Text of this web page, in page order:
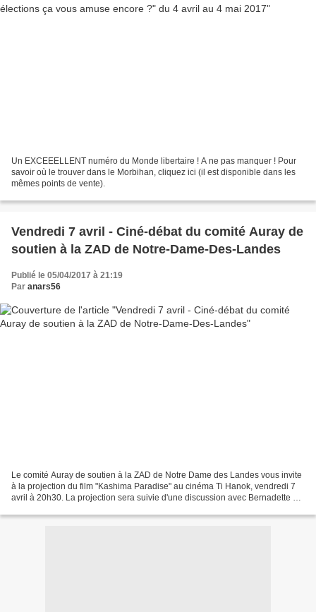
Un EXCEEELLENT numéro du Monde libertaire ! A ne pas manquer ! Pour
savoir où le trouver dans le Morbihan, cliquez ici (il est disponible dans les
mêmes points de vente).
Vendredi 7 avril - Ciné-débat du comité Auray de
soutien à la ZAD de Notre-Dame-Des-Landes
Publié le 05/04/2017 à 21:19
Par anars56
Le comité Auray de soutien à la ZAD de Notre Dame des Landes vous invite
à la projection du film "Kashima Paradise" au cinéma Ti Hanok, vendredi 7
avril à 20h30. La projection sera suivie d'une discussion avec Bernadette et